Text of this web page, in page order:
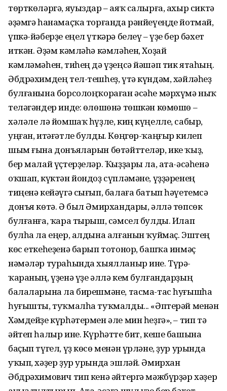
төрткөләргә, яуыздар – аяҡ салырға, ахыр сиктә
әҙәмгә һанамаҫҡа торғанда рәнйеүеңде йотмай,
үпкә-йәберҙе еңел үткәрә белеү – үҙе бер бәхет
иткән. Әҙәм кәмләһә кәмләһен, Хоҙай
кәмләмәһен, тиһең дә үҙеңсә йәшәп тик ятаһың.
Әбдрәхимдең тел-тешһеҙ, үтә күндәм, хәйләһеҙ
булғанына борсолоңҡораған әсәһе мәрхүмә ныҡ
теләгәндер инде: өлөшөнә төшкән көмөшө –
хәләле лә йомшаҡ һүҙле, киң күңелле, сабыр,
уңған, итәғәтле булды. Көңгөр-ҡаңғыр килеп
шым ғына донъяларын бөтәйттеләр, ике ҡыҙ,
бер малай үҫтерҙеләр. Ҡыҙҙары ла, ата-әсәһенә
оҡшап, күктән йондоҙ сүпләмәне, үҙҙәренең
тиңенә кейәүгә сығып, балаға батып һәүетемсә
донъя көтә. Ә был Әмирхандары, әллә төпсөк
булғанға, ҡара тырыш, сәмсел булды. Илап
булһа ла еңер, алдына алғанын ҡуймаҫ. Эштең
көс еткеһеҙенә барып тотонор, башҡа инмәҫ
нәмәләр тураһында хыялланыр ине. Түрә-
ҡараның, үҙенә үҙе әллә кем булғандарҙың
балаларына ла бирешмәне, тасма-тас һуғышһа
һуғышты, туҡмалһа туҡмалды... «Әптерәй менән
Хәмдейҙе күрһәтермен әле мин һеҙгә», – тип тә
әйтеп һалыр ине. Күрһәтте бит, кеше башына
баҫып түгел, үҙ көсө менән үрләне, ҙур урында
уҡып, хәҙер ҙур урында эшләй. Әмирхан
Әбдрәхимович тип кенә әйтергә мәжбүрҙәр хәҙер